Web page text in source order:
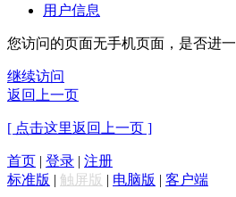
用户信息
您访问的页面无手机页面，是否进
继续访问
返回上一页
[ 点击这里返回上一页 ]
首页 | 登录 | 注册
标准版 | 触屏版 | 电脑版 | 客户端